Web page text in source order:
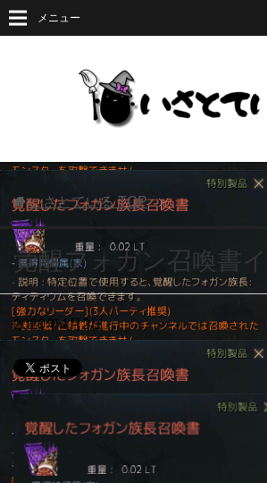
メニュー
いさとているTOP
覚醒フォガン召喚書
2020年4月2日